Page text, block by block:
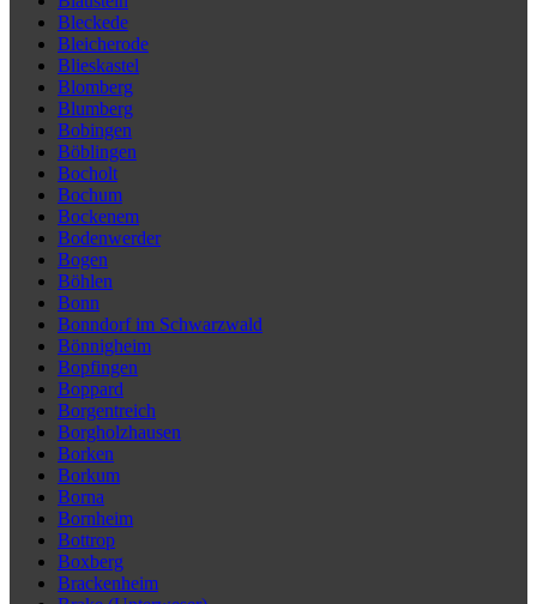
Bleckede
Bleicherode
Blieskastel
Blomberg
Blumberg
Bobingen
Böblingen
Bocholt
Bochum
Bockenem
Bodenwerder
Bogen
Böhlen
Bonn
Bonndorf im Schwarzwald
Bönnigheim
Bopfingen
Boppard
Borgentreich
Borgholzhausen
Borken
Borkum
Borna
Bornheim
Bottrop
Boxberg
Brackenheim